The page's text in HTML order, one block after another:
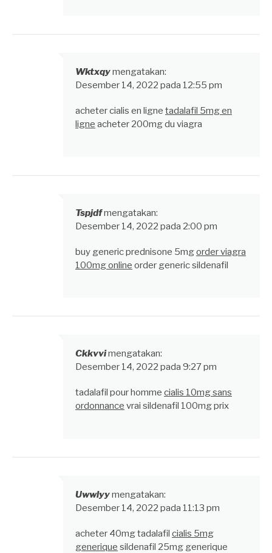
Wktxqymengatakan:
Desember 14, 2022 pada 12:55 pm
acheter cialis en ligne tadalafil 5mg en
ligne acheter 200mg du viagra
Tspjdfmengatakan:
Desember 14, 2022 pada 2:00 pm
buy generic prednisone 5mgorder viagra
100mg online order generic sildenafil
Ckkvvimengatakan:
Desember 14, 2022 pada 9:27 pm
tadalafil pour homme cialis 10mg sans
ordonnance vrai sildenafil 100mg prix
Uwwlyymengatakan:
Desember 14, 2022 pada 11:13 pm
acheter 40mg tadalafil cialis 5mg
generique sildenafil 25mg generique